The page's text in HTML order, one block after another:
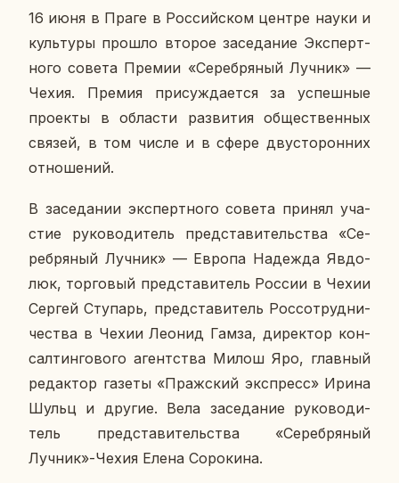
16 июня в Праге в Рос­сий­ском центре науки и
куль­ту­ры прошло второе за­се­да­ние Экс­перт­
но­го совета Премии «Се­реб­ря­ный Лучник» —
Чехия. Премия при­суж­да­ет­ся за успеш­ные
про­ек­ты в об­ла­сти раз­ви­тия об­ще­ствен­ных
связей, в том числе и в сфере дву­сто­рон­них
от­но­ше­ний.
В за­се­да­нии экс­перт­но­го совета принял уча­
стие ру­ко­во­ди­тель пред­ста­ви­тель­ства «Се­
реб­ря­ный Лучник» — Европа На­деж­да Яв­до­
люк, тор­го­вый пред­ста­ви­тель России в Чехии
Сергей Сту­парь, пред­ста­ви­тель Рос­со­труд­ни­
че­ства в Чехии Леонид Гамза, ди­рек­тор кон­
сал­тин­го­во­го агент­ства Милош Яро, глав­ный
ре­дак­тор газеты «Праж­ский экс­пресс» Ирина
Шульц и другие. Вела за­се­да­ние ру­ко­во­ди­
тель пред­ста­ви­тель­ства «Се­реб­ря­ный
Лучник»-Чехия Елена Со­ро­ки­на.